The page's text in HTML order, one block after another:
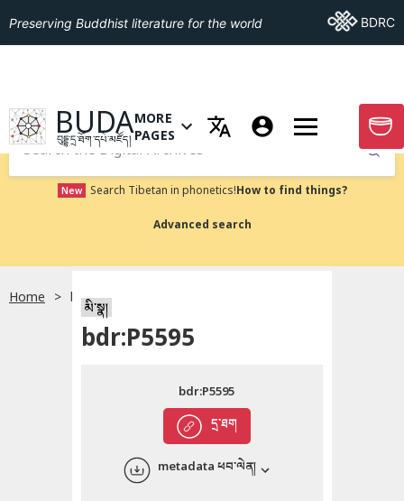
English
Preserving Buddhist literature for the world Go ToBDRC
GO TO HOMEPAGE
BUDA
བུདྡྷ་དྲ་ཐོག་དཔེ་མཛོད།
OPEN MENU OF MORE PAGES
MORE
PAGES
GO
Submit
New Search Tibetan in phonetics!How to find things?
Advanced search
Home bdr:P5595
མི་སྣ།
bdr:P5595
དྲ་ཐག
bdr:P5595
metadata ཕབ་ལེན།